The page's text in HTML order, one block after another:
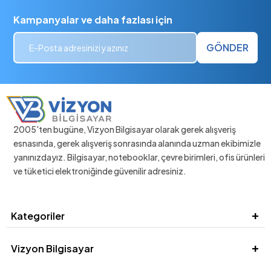
Kampanyalar ve daha fazlası için
GÖNDER
2005'ten bugüne, Vizyon Bilgisayar olarak gerek alışveriş
esnasında, gerek alışveriş sonrasında alanında uzman ekibimizle
yanınızdayız. Bilgisayar, notebooklar, çevre birimleri, ofis ürünleri
ve tüketici elektroniğinde güvenilir adresiniz.
Kategoriler
Vizyon Bilgisayar